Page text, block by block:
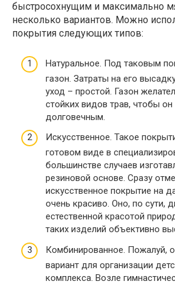
быстросохнущим и максимально
несколько вариантов. Можно
покрытия следующих типов:
Натуральное. Под таковым
газон. Затраты на его
уход – простой. Газон
стойких видов трав, чтобы
долговечным.
Искусственное. Такое
готовом виде в
большинстве случаев
резиновой основе. Сразу
искусственное покрытие на
очень красиво. Оно, по сути,
естественной красотой
таких изделий объективно
Комбинированное. Пожалуй,
вариант для организации
комплекса. Возле